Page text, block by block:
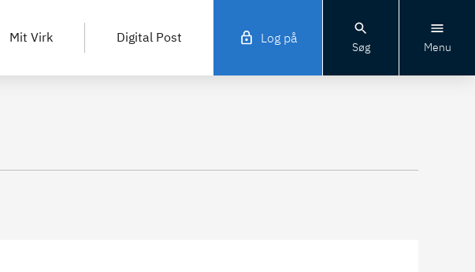
Mit Virk
Digital Post Log på
Søg Menu